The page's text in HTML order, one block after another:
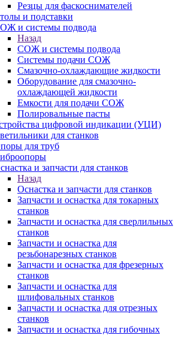
Резцы для фаскоснимателей
и подставки
и системы подвода
Назад
СОЖ и системы подвода
Системы подачи СОЖ
Смазочно-охлаждающие жидкости
Оборудование для смазочно-
охлаждающей жидкости
Емкости для подачи СОЖ
Полировальные пасты
цифровой индикации (УЦИ)
для станков
для труб
и запчасти для станков
Назад
Оснастка и запчасти для станков
Запчасти и оснастка для токарных
станков
Запчасти и оснастка для сверлильных
станков
Запчасти и оснастка для
резьбонарезных станков
Запчасти и оснастка для фрезерных
станков
Запчасти и оснастка для
шлифовальных станков
Запчасти и оснастка для отрезных
станков
Запчасти и оснастка для гибочных